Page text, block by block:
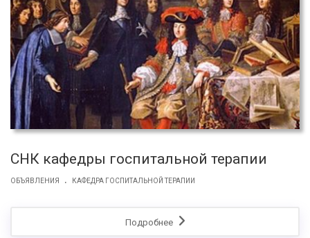
СНК кафедры госпитальной терапии
ОБЪЯВЛЕНИЯ . КАФЕДРА ГОСПИТАЛЬНОЙ ТЕРАПИИ
Подробнее